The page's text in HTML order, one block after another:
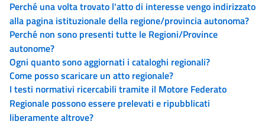
Perché una volta trovato l'atto di interesse vengo indirizzato
alla pagina istituzionale della regione/provincia autonoma?
Perché non sono presenti tutte le Regioni/Province
autonome?
Ogni quanto sono aggiornati i cataloghi regionali?
Come posso scaricare un atto regionale?
I testi normativi ricercabili tramite il Motore Federato
Regionale possono essere prelevati e ripubblicati
liberamente altrove?